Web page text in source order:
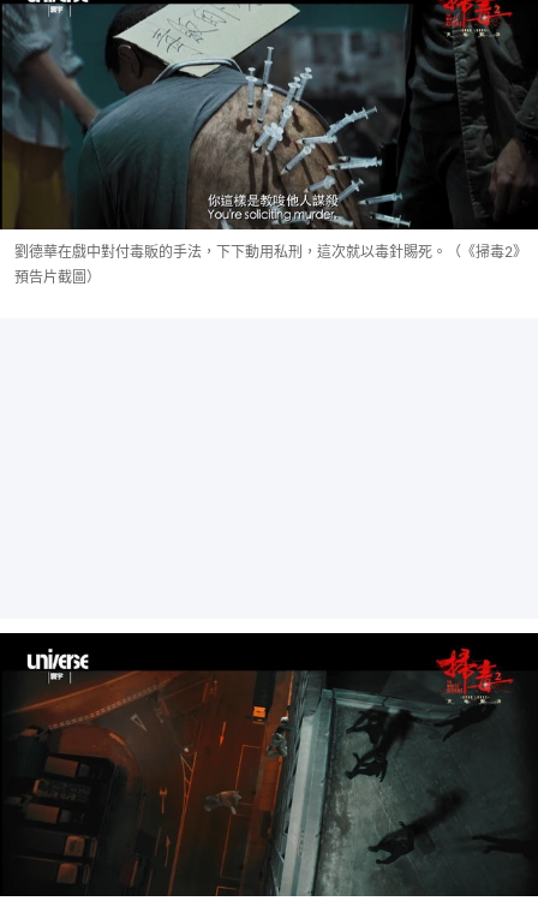
劉德華在戲中對付毒販的手法，下下動用私刑，這次就以毒針賜死。（《掃毒2》
預告片截圖）